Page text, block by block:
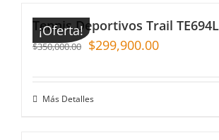
¡Oferta!
Tennis Deportivos Trail
$350,000.00 $299,900.00
Más Detalles